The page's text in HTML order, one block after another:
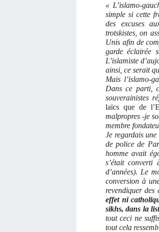
« L’islamo-
simple si cette
des excuses
trotskistes, on
Unis afin de
garde éclairée
L’islamiste
ainsi, ce serait
Mais l’islamo-
Dans ce parti,
souverainistes
laïcs que de
malpropres -je
membre
Je regardais
de police de
homme avait
s’était
d’années). Le
conversion à
revendiquer des
effet ni
sikhs, dans la
tout ceci ne
tout cela